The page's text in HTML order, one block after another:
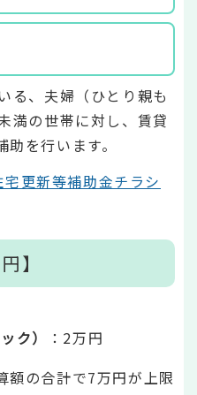
る、夫婦（ひとり親も
満の世帯に対し、賃貸
を行います。
更新等補助金チラシ
】
ク）
：2万円
の合計で7万円が上限